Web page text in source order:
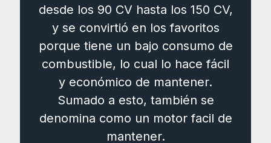
desde los 90 CV hasta los 150 CV,
y se convirtió en los favoritos
porque tiene un bajo consumo de
combustible, lo cual lo hace fácil
y económico de mantener.
Sumado a esto, también se
denomina como un motor facil de
mantener.